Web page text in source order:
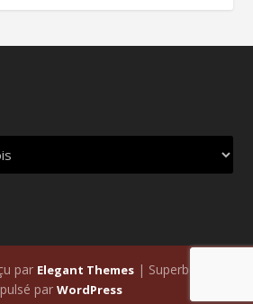
par Elegant Themes| Superbement
par WordPress